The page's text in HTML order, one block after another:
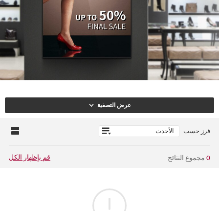
عرض التصفية
فرز حسب
0 مجموع النتائج قم بإظهار الكل